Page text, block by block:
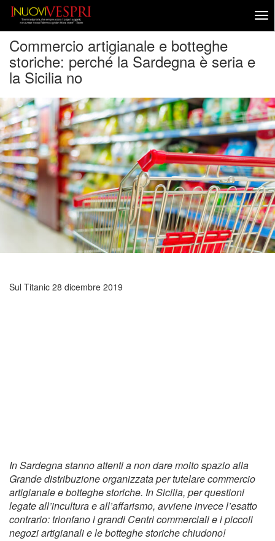
Commercio artigianale e botteghe
storiche: perché la Sardegna è seria e
la Sicilia no
Sul Titanic 28 dicembre 2019
In Sardegna stanno attenti a non dare molto spazio alla
Grande distribuzione organizzata per tutelare commercio
artigianale e botteghe storiche. In Sicilia, per questioni
legate all’incultura e all’affarismo, avviene invece l’esatto
contrario: trionfano i grandi Centri commerciali e i piccoli
negozi artigianali e le botteghe storiche chiudono!